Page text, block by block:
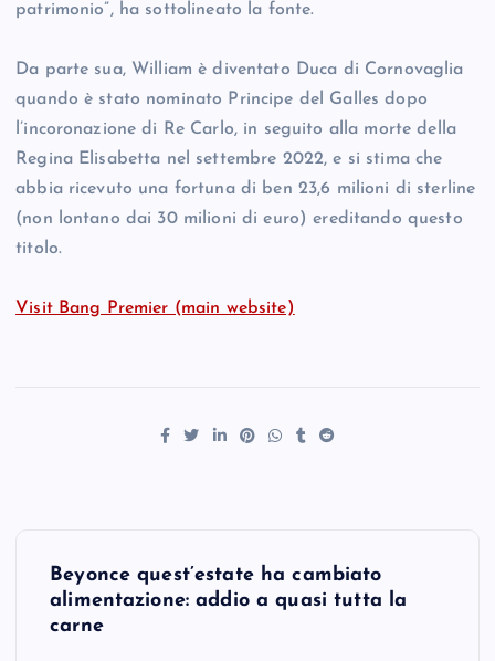
patrimonio”, ha sottolineato la fonte.
Da parte sua, William è diventato Duca di Cornovaglia
quando è stato nominato Principe del Galles dopo
l’incoronazione di Re Carlo, in seguito alla morte della
Regina Elisabetta nel settembre 2022, e si stima che
abbia ricevuto una fortuna di ben 23,6 milioni di sterline
(non lontano dai 30 milioni di euro) ereditando questo
titolo.
Visit Bang Premier (main website)
Beyonce quest’estate ha cambiato
alimentazione: addio a quasi tutta la
carne